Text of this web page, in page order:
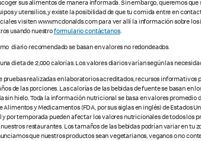
sus alimentos de manera informada. Sin embargo, queremos
y utensilios, y existe la posibilidad de que tu comida entre en
visiten www.mcdonalds.com para ver allí la información sobre
usando nuestroformulario contáctanos.
diario recomendado se basan en valores no redondeados.
dieta de 2,000 calorías. Los valores diarios varían según las
realizadas en laboratorios acreditados, recursos
de las porciones. Las calorías de las bebidas de fuente se basan
sin hielo. Toda la información nutricional se basa en valores
Alimentos y Medicamentos (FDA, por sus siglas en inglés) de
por temporada pueden afectar los valores nutricionales de todos
restaurantes. Los tamaños de las bebidas podrían variar en tu
que nuestros productos sean vegetarianos, veganos o no